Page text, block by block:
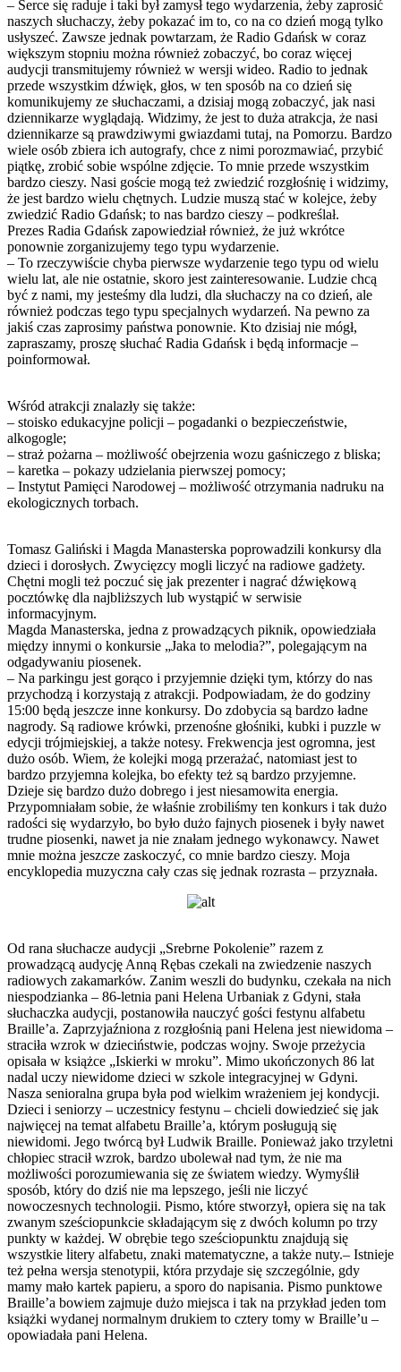
– Serce się raduje i taki był zamysł tego wydarzenia, żeby zaprosić
naszych słuchaczy, żeby pokazać im to, co na co dzień mogą tylko
usłyszeć. Zawsze jednak powtarzam, że Radio Gdańsk w coraz
większym stopniu można również zobaczyć, bo coraz więcej
audycji transmitujemy również w wersji wideo. Radio to jednak
przede wszystkim dźwięk, głos, w ten sposób na co dzień się
komunikujemy ze słuchaczami, a dzisiaj mogą zobaczyć, jak nasi
dziennikarze wyglądają. Widzimy, że jest to duża atrakcja, że nasi
dziennikarze są prawdziwymi gwiazdami tutaj, na Pomorzu. Bardzo
wiele osób zbiera ich autografy, chce z nimi porozmawiać, przybić
piątkę, zrobić sobie wspólne zdjęcie. To mnie przede wszystkim
bardzo cieszy. Nasi goście mogą też zwiedzić rozgłośnię i widzimy,
że jest bardzo wielu chętnych. Ludzie muszą stać w kolejce, żeby
zwiedzić Radio Gdańsk; to nas bardzo cieszy – podkreślał.
Prezes Radia Gdańsk zapowiedział również, że już wkrótce
ponownie zorganizujemy tego typu wydarzenie.
– To rzeczywiście chyba pierwsze wydarzenie tego typu od wielu
wielu lat, ale nie ostatnie, skoro jest zainteresowanie. Ludzie chcą
być z nami, my jesteśmy dla ludzi, dla słuchaczy na co dzień, ale
również podczas tego typu specjalnych wydarzeń. Na pewno za
jakiś czas zaprosimy państwa ponownie. Kto dzisiaj nie mógł,
zapraszamy, proszę słuchać Radia Gdańsk i będą informacje –
poinformował.
Wśród atrakcji znalazły się także:
– stoisko edukacyjne policji – pogadanki o bezpieczeństwie,
alkogogle;
– straż pożarna – możliwość obejrzenia wozu gaśniczego z bliska;
– karetka – pokazy udzielania pierwszej pomocy;
– Instytut Pamięci Narodowej – możliwość otrzymania nadruku na
ekologicznych torbach.
Tomasz Galiński i Magda Manasterska poprowadzili konkursy dla
dzieci i dorosłych. Zwycięzcy mogli liczyć na radiowe gadżety.
Chętni mogli też poczuć się jak prezenter i nagrać dźwiękową
pocztówkę dla najbliższych lub wystąpić w serwisie
informacyjnym.
Magda Manasterska, jedna z prowadzących piknik, opowiedziała
między innymi o konkursie „Jaka to melodia?”, polegającym na
odgadywaniu piosenek.
– Na parkingu jest gorąco i przyjemnie dzięki tym, którzy do nas
przychodzą i korzystają z atrakcji. Podpowiadam, że do godziny
15:00 będą jeszcze inne konkursy. Do zdobycia są bardzo ładne
nagrody. Są radiowe krówki, przenośne głośniki, kubki i puzzle w
edycji trójmiejskiej, a także notesy. Frekwencja jest ogromna, jest
dużo osób. Wiem, że kolejki mogą przerażać, natomiast jest to
bardzo przyjemna kolejka, bo efekty też są bardzo przyjemne.
Dzieje się bardzo dużo dobrego i jest niesamowita energia.
Przypomniałam sobie, że właśnie zrobiliśmy ten konkurs i tak dużo
radości się wydarzyło, bo było dużo fajnych piosenek i były nawet
trudne piosenki, nawet ja nie znałam jednego wykonawcy. Nawet
mnie można jeszcze zaskoczyć, co mnie bardzo cieszy. Moja
encyklopedia muzyczna cały czas się jednak rozrasta – przyznała.
Od rana słuchacze audycji „Srebrne Pokolenie” razem z
prowadzącą audycję Anną Rębas czekali na zwiedzenie naszych
radiowych zakamarków. Zanim weszli do budynku, czekała na nich
niespodzianka – 86-letnia pani Helena Urbaniak z Gdyni, stała
słuchaczka audycji, postanowiła nauczyć gości festynu alfabetu
Braille’a. Zaprzyjaźniona z rozgłośnią pani Helena jest niewidoma –
straciła wzrok w dzieciństwie, podczas wojny. Swoje przeżycia
opisała w książce „Iskierki w mroku”. Mimo ukończonych 86 lat
nadal uczy niewidome dzieci w szkole integracyjnej w Gdyni.
Nasza senioralna grupa była pod wielkim wrażeniem jej kondycji.
Dzieci i seniorzy – uczestnicy festynu – chcieli dowiedzieć się jak
najwięcej na temat alfabetu Braille’a, którym posługują się
niewidomi. Jego twórcą był Ludwik Braille. Ponieważ jako trzyletni
chłopiec stracił wzrok, bardzo ubolewał nad tym, że nie ma
możliwości porozumiewania się ze światem wiedzy. Wymyślił
sposób, który do dziś nie ma lepszego, jeśli nie liczyć
nowoczesnych technologii. Pismo, które stworzył, opiera się na tak
zwanym sześciopunkcie składającym się z dwóch kolumn po trzy
punkty w każdej. W obrębie tego sześciopunktu znajdują się
wszystkie litery alfabetu, znaki matematyczne, a także nuty.– Istnieje
też pełna wersja stenotypii, która przydaje się szczególnie, gdy
mamy mało kartek papieru, a sporo do napisania. Pismo punktowe
Braille’a bowiem zajmuje dużo miejsca i tak na przykład jeden tom
książki wydanej normalnym drukiem to cztery tomy w Braille’u –
opowiadała pani Helena.